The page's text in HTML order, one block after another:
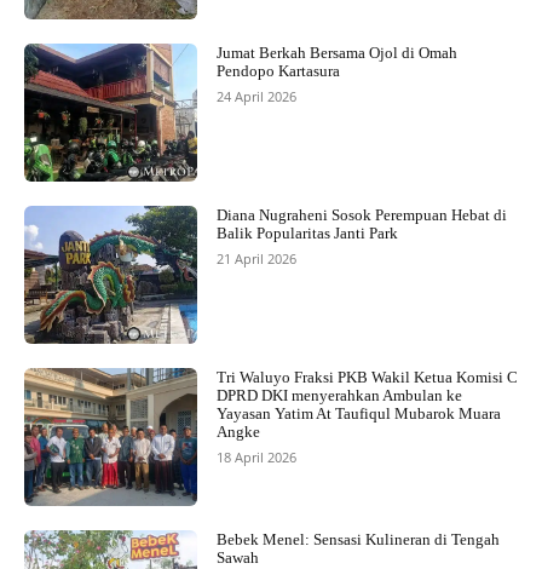
Jumat Berkah Bersama Ojol di Omah
Pendopo Kartasura
24 April 2026
Diana Nugraheni Sosok Perempuan Hebat di
Balik Popularitas Janti Park
21 April 2026
Tri Waluyo Fraksi PKB Wakil Ketua Komisi C
DPRD DKI menyerahkan Ambulan ke
Yayasan Yatim At Taufiqul Mubarok Muara
Angke
18 April 2026
Bebek Menel: Sensasi Kulineran di Tengah
Sawah